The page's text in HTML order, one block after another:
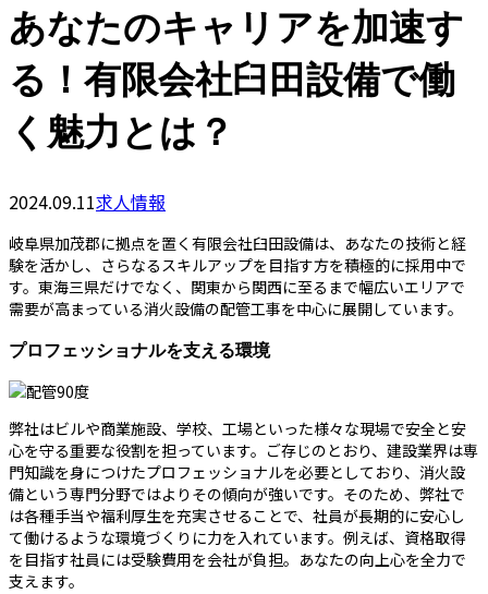
あなたのキャリアを加速す
る！有限会社臼田設備で働
く魅力とは？
2024.09.11求人情報
岐阜県加茂郡に拠点を置く有限会社臼田設備は、あなたの技術と経
験を活かし、さらなるスキルアップを目指す方を積極的に採用中で
す。東海三県だけでなく、関東から関西に至るまで幅広いエリアで
需要が高まっている消火設備の配管工事を中心に展開しています。
プロフェッショナルを支える環境
弊社はビルや商業施設、学校、工場といった様々な現場で安全と安
心を守る重要な役割を担っています。ご存じのとおり、建設業界は専
門知識を身につけたプロフェッショナルを必要としており、消火設
備という専門分野ではよりその傾向が強いです。そのため、弊社で
は各種手当や福利厚生を充実させることで、社員が長期的に安心し
て働けるような環境づくりに力を入れています。例えば、資格取得
を目指す社員には受験費用を会社が負担。あなたの向上心を全力で
支えます。